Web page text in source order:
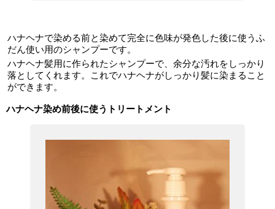
ハナヘナで染める前と染めて完全に色味が発色した後に使うふ
だん使い用のシャンプーです。
ハナヘナ髪用に作られたシャンプーで、余分な汚れをしっかり
落としてくれます。これでハナヘナがしっかり髪に染まること
ができます。
ハナヘナ染め前後に使うトリートメント